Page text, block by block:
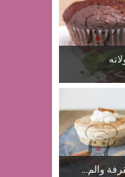
والم...